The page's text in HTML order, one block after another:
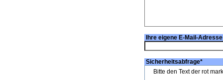
Ihre eigene E-Mail-
Sicherheitsabfrage*
Bitte den Text der rot